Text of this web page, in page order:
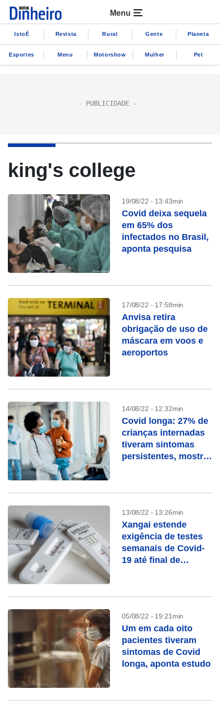
Menu
IstoÉ Revista Rural Gente Planeta
Esportes Menu Motorshow Mulher Pet
king's college
19/08/22 - 13:43min
Covid deixa sequela
em 65% dos
infectados no Brasil,
aponta pesquisa
17/08/22 - 17:58min
Anvisa retira
obrigação de uso de
máscara em voos e
aeroportos
14/08/22 - 12:32min
Covid longa: 27% de
crianças internadas
tiveram sintomas
persistentes, mostra
13/08/22 - 13:26min
Xangai estende
exigência de testes
semanais de Covid-
19 até final de
05/08/22 - 19:21min
Um em cada oito
pacientes tiveram
sintomas de Covid
longa, aponta estudo